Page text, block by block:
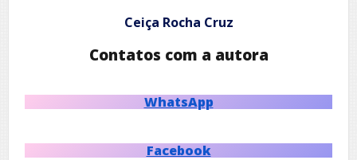
Ceiça Rocha Cruz
Contatos com a autora
WhatsApp
Facebook